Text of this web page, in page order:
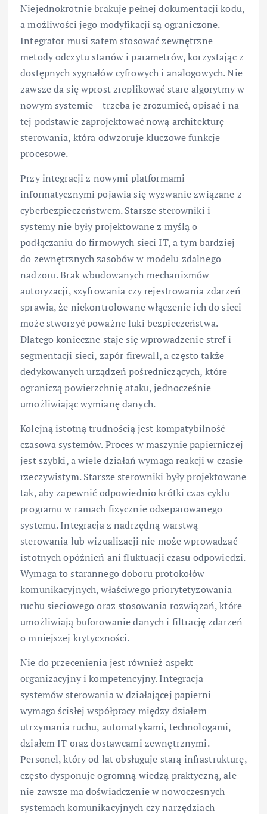
Niejednokrotnie brakuje pełnej dokumentacji kodu,
a możliwości jego modyfikacji są ograniczone.
Integrator musi zatem stosować zewnętrzne
metody odczytu stanów i parametrów, korzystając z
dostępnych sygnałów cyfrowych i analogowych. Nie
zawsze da się wprost zreplikować stare algorytmy w
nowym systemie – trzeba je zrozumieć, opisać i na
tej podstawie zaprojektować nową architekturę
sterowania, która odwzoruje kluczowe funkcje
procesowe.
Przy integracji z nowymi platformami
informatycznymi pojawia się wyzwanie związane z
cyberbezpieczeństwem. Starsze sterowniki i
systemy nie były projektowane z myślą o
podłączaniu do firmowych sieci IT, a tym bardziej
do zewnętrznych zasobów w modelu zdalnego
nadzoru. Brak wbudowanych mechanizmów
autoryzacji, szyfrowania czy rejestrowania zdarzeń
sprawia, że niekontrolowane włączenie ich do sieci
może stworzyć poważne luki bezpieczeństwa.
Dlatego konieczne staje się wprowadzenie stref i
segmentacji sieci, zapór firewall, a często także
dedykowanych urządzeń pośredniczących, które
ograniczą powierzchnię ataku, jednocześnie
umożliwiając wymianę danych.
Kolejną istotną trudnością jest kompatybilność
czasowa systemów. Proces w maszynie papierniczej
jest szybki, a wiele działań wymaga reakcji w czasie
rzeczywistym. Starsze sterowniki były projektowane
tak, aby zapewnić odpowiednio krótki czas cyklu
programu w ramach fizycznie odseparowanego
systemu. Integracja z nadrzędną warstwą
sterowania lub wizualizacji nie może wprowadzać
istotnych opóźnień ani fluktuacji czasu odpowiedzi.
Wymaga to starannego doboru protokołów
komunikacyjnych, właściwego priorytetyzowania
ruchu sieciowego oraz stosowania rozwiązań, które
umożliwiają buforowanie danych i filtrację zdarzeń
o mniejszej krytyczności.
Nie do przecenienia jest również aspekt
organizacyjny i kompetencyjny. Integracja
systemów sterowania w działającej papierni
wymaga ścisłej współpracy między działem
utrzymania ruchu, automatykami, technologami,
działem IT oraz dostawcami zewnętrznymi.
Personel, który od lat obsługuje starą infrastrukturę,
często dysponuje ogromną wiedzą praktyczną, ale
nie zawsze ma doświadczenie w nowoczesnych
systemach komunikacyjnych czy narzędziach